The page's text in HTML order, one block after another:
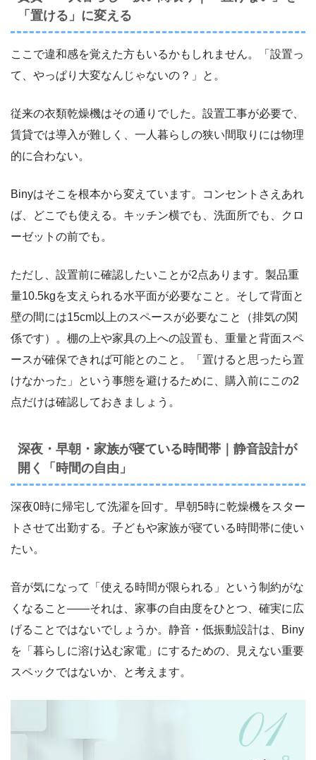
「置ける」に変える
ここで違和感を覚えた方もいるかもしれません。「設置っ
て、やっぱり大変なんじゃないの？」と。
従来の衣類乾燥機はその通りでした。設置工事が必要で、
賃貸では導入が難しく、一人暮らしの狭い間取りには物理
的に合わない。
Binyはそこを根本から変えています。コンセントさえあれ
ば、どこでも使える。キッチン横でも、洗面所でも、クロ
ーゼットの前でも。
ただし、設置前に確認したいことが2点あります。製品重
量10.5kgを支えられる水平面が必要なこと。そして背面と
壁の間には15cm以上のスペースが必要なこと（排気の関
係です）。棚の上や家具の上への設置も、重量と背面スペ
ースが確保できれば可能とのこと。「置けると思ったら置
けなかった」という事態を避けるために、購入前にこの2
点だけは確認しておきましょう。
深夜・早朝・家族が寝ている時間帯｜静音設計が
開く「時間の自由」
深夜0時に帰宅して洗濯を回す。早朝5時に乾燥機をスター
トさせて出勤する。子どもや家族が寝ている時間帯に使い
たい。
音が気になって「使える時間が限られる」という制約がな
くなること――それは、家事の自由度をひとつ、確実に広
げることではないでしょうか。静音・低振動設計は、Biny
を「暮らしに溶け込む家電」にするための、見えない重要
スペックではないか、と考えます。